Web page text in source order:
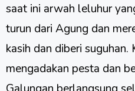
saat ini arwah leluhur
turun dari Agung dan
kasih dan diberi suguhan.
mengadakan pesta dan